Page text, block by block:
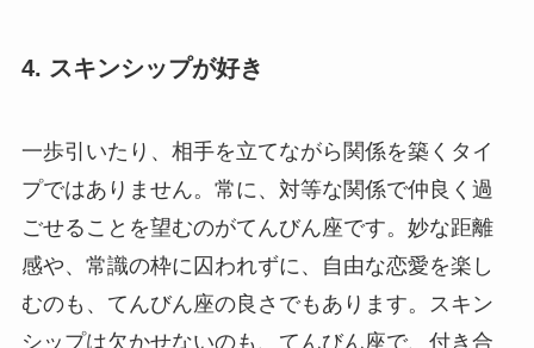
4. スキンシップが好き
一歩引いたり、相手を立てながら関係を築くタイ
プではありません。常に、対等な関係で仲良く過
ごせることを望むのがてんびん座です。妙な距離
感や、常識の枠に囚われずに、自由な恋愛を楽し
むのも、てんびん座の良さでもあります。スキン
シップは欠かせないのも、てんびん座で、付き合